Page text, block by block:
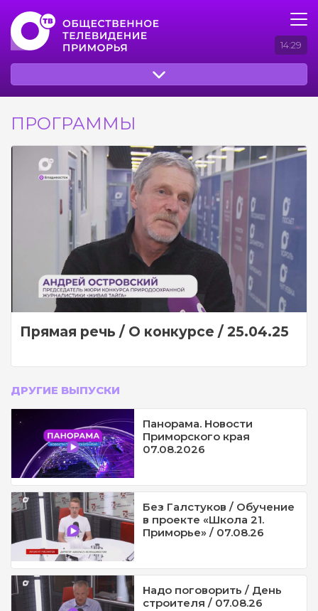
14:29
ПРОГРАММЫ
Прямая речь / О конкурсе / 25.04.25
ДРУГИЕ ВЫПУСКИ
Панорама. Новости
Приморского края
07.08.2026
Без Галстуков / Обучение
в проекте «Школа 21.
Приморье» / 07.08.26
Надо поговорить / День
строителя / 07.08.26